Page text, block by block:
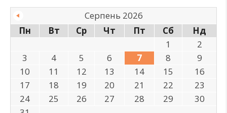
Серпень 2026
Пн
Вт Ср Чт Пт Сб
Нд
1
2
3
4 5 6 7 8
9
10
11 12 13 14 15
16
17
18 19 20 21 22
23
24
25 26 27 28 29
30